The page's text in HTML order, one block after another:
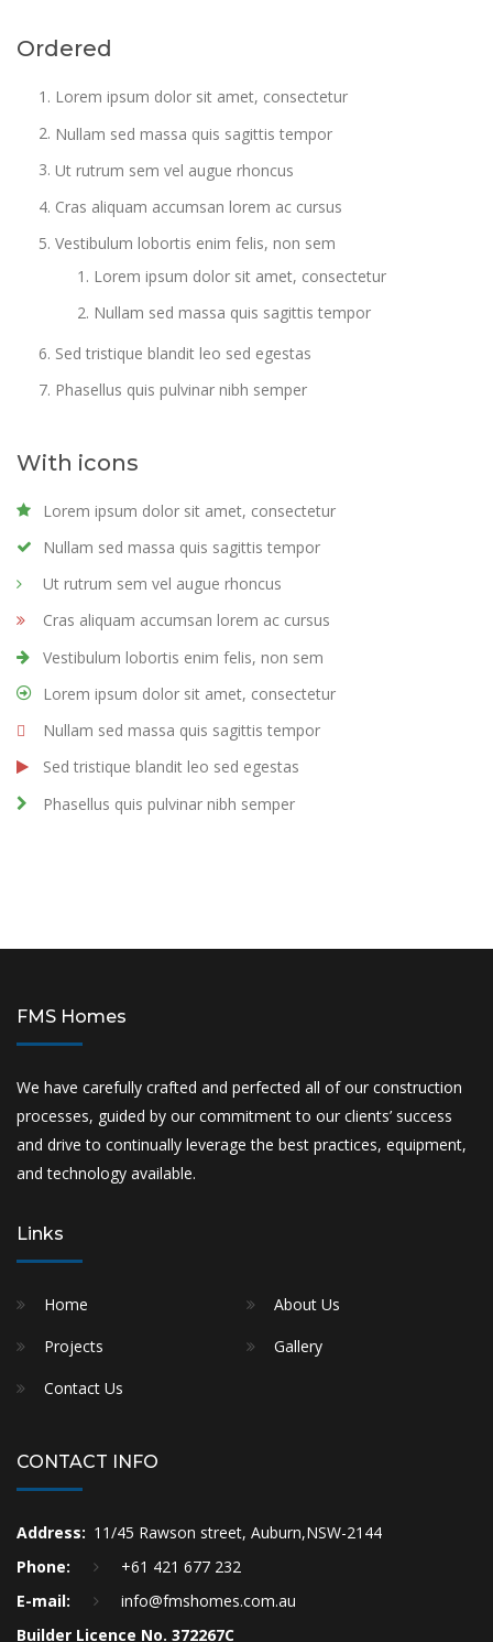
Ordered
Lorem ipsum dolor sit amet, consectetur
Nullam sed massa quis sagittis tempor
Ut rutrum sem vel augue rhoncus
Cras aliquam accumsan lorem ac cursus
Vestibulum lobortis enim felis, non sem
Lorem ipsum dolor sit amet, consectetur
Nullam sed massa quis sagittis tempor
Sed tristique blandit leo sed egestas
Phasellus quis pulvinar nibh semper
With icons
Lorem ipsum dolor sit amet, consectetur
Nullam sed massa quis sagittis tempor
Ut rutrum sem vel augue rhoncus
Cras aliquam accumsan lorem ac cursus
Vestibulum lobortis enim felis, non sem
Lorem ipsum dolor sit amet, consectetur
Nullam sed massa quis sagittis tempor
Sed tristique blandit leo sed egestas
Phasellus quis pulvinar nibh semper
FMS Homes
We have carefully crafted and perfected all of our construction
processes, guided by our commitment to our clients’ success
and drive to continually leverage the best practices, equipment,
and technology available.
Links
Home
About Us
Projects
Gallery
Contact Us
CONTACT INFO
Address: 11/45 Rawson street, Auburn,NSW-2144
Phone:
+61 421 677 232
E-mail:
info@fmshomes.com.au
Builder Licence No. 372267C